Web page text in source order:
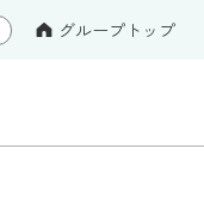
グループトップ